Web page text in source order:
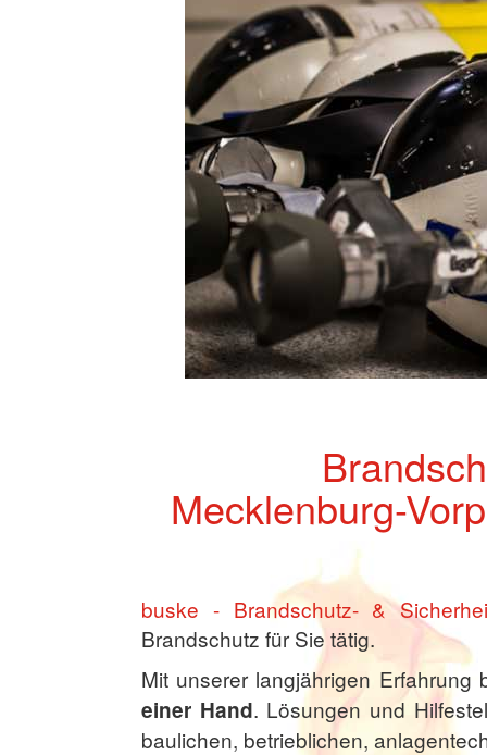
Mecklenburg-
buske - Brandschutz- &
Brandschutz für Sie tätig.
Mit unserer langjährigen
einer Hand. Lösungen und
baulichen, betrieblichen,